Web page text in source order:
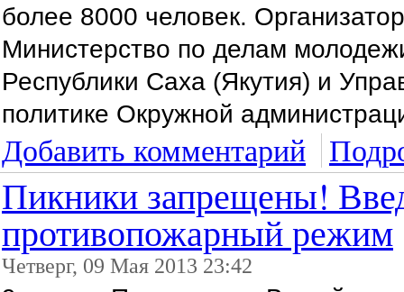
более 8000 человек.
Министерство по делам
Республики Саха (Якутия) и
политике Окружной
Добавить комментарий
Пикники запрещены!
противопожарный режим
Четверг, 09 Мая 2013 23:42